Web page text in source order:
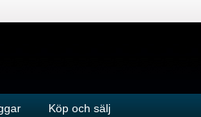
Köp och sälj